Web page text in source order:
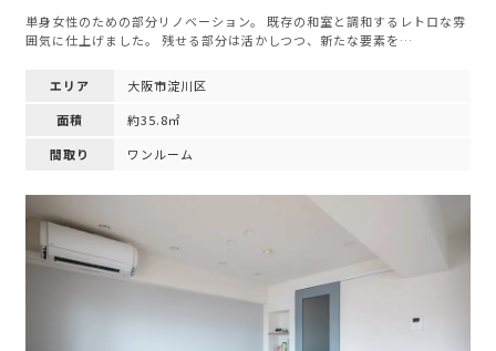
単身女性のための部分リノベーション。 既存の和室と調和するレトロな雰
囲気に仕上げました。 残せる部分は活かしつつ、新たな要素を…
エリア
大阪市淀川区
面積
約35.8㎡
間取り
ワンルーム